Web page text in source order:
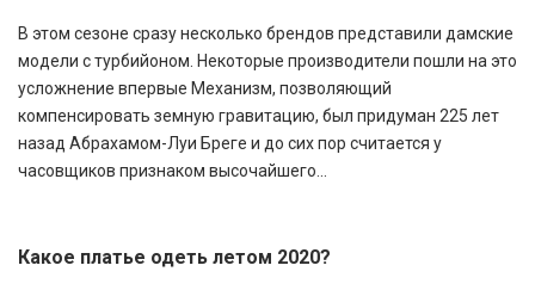
В этом сезоне сразу несколько брендов представили дамские
модели с турбийоном. Некоторые производители пошли на это
усложнение впервые Механизм, позволяющий
компенсировать земную гравитацию, был придуман 225 лет
назад Абрахамом-Луи Бреге и до сих пор считается у
часовщиков признаком высочайшего...
Какое платье одеть летом 2020?